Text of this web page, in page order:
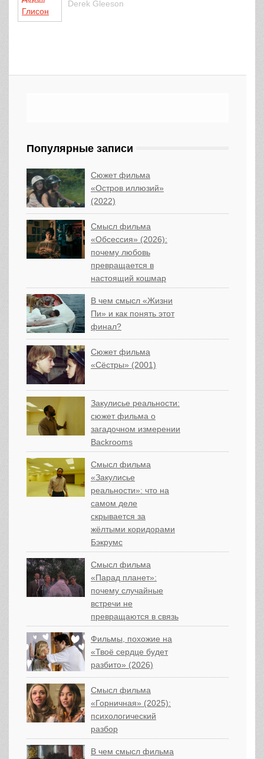
Derek Gleeson
Популярные записи
Сюжет фильма
«Остров иллюзий»
(2022)
Смысл фильма
«Обсессия» (2026):
почему любовь
превращается в
настоящий кошмар
В чем смысл «Жизни
Пи» и как понять этот
финал?
Сюжет фильма
«Сёстры» (2001)
Закулисье реальности:
сюжет фильма о
загадочном измерении
Backrooms
Смысл фильма
«Закулисье
реальности»: что на
самом деле
скрывается за
жёлтыми коридорами
Бэкрумс
Смысл фильма
«Парад планет»:
почему случайные
встречи не
превращаются в связь
Фильмы, похожие на
«Твоё сердце будет
разбито» (2026)
Смысл фильма
«Горничная» (2025):
психологический
разбор
В чем смысл фильма